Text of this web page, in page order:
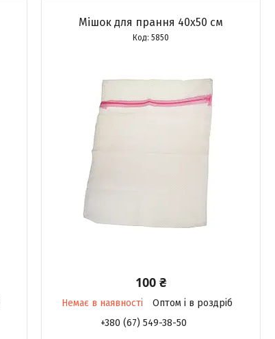
Мішок для прання 40х50 см
5850
100 ₴
Немає в наявності
Оптом і в роздріб
+380 (67) 549-38-50